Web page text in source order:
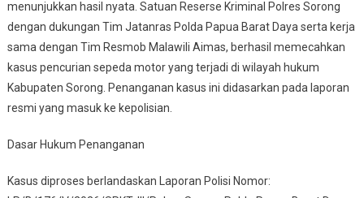
menunjukkan hasil nyata. Satuan Reserse Kriminal Polres Sorong
dengan dukungan Tim Jatanras Polda Papua Barat Daya serta kerja
sama dengan Tim Resmob Malawili Aimas, berhasil memecahkan
kasus pencurian sepeda motor yang terjadi di wilayah hukum
Kabupaten Sorong. Penanganan kasus ini didasarkan pada laporan
resmi yang masuk ke kepolisian.
Dasar Hukum Penanganan
Kasus diproses berlandaskan Laporan Polisi Nomor: